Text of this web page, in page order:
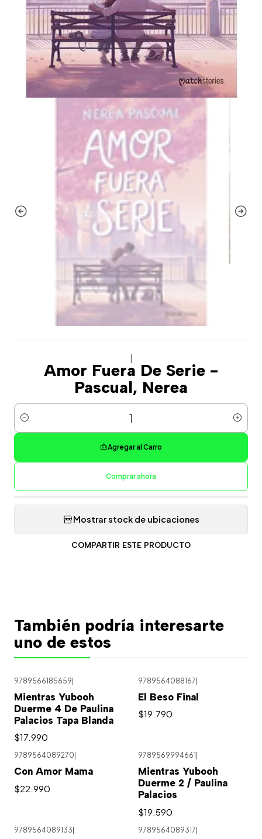
Amor Fuera De Serie -
Pascual, Nerea
Cantidad
Agregar al Carro
Comprar ahora
Mostrar stock de ubicaciones
COMPARTIR ESTE PRODUCTO
También podría interesarte
uno de estos
9789566185659
Mientras Yubooh
Duerme 4 De Paulina
Palacios Tapa Blanda
$17.990
9789564088167
El Beso Final
$19.790
9789564089270
Con Amor Mama
$22.990
9789569994661
Mientras Yubooh
Duerme 2 / Paulina
Palacios
$19.590
9789564089133| 9789564089317|